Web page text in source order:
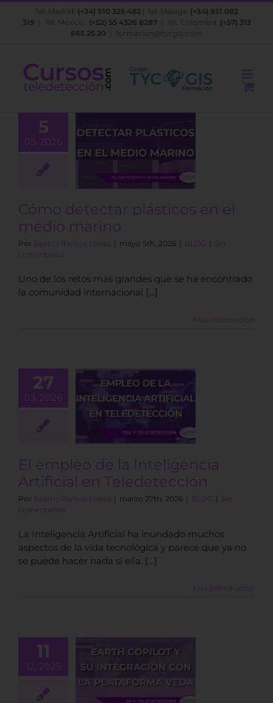
Saltar
Tel. Madrid: (+34) 910 325 482 | Tel. Málaga: (+34) 951 082
319 | Tel. México: (+52) 55 4326 8287| Tel. Colombia: (+57) 313
665 25 20
formacion@tycgis.com
5
05, 2026
detectar
marino
Cómo detectar plásticos en el
medio marino
Por Beatriz Ramos López | mayo 5th, 2026 | BLOG | Sin
comentarios
Uno de los retos más grandes que se ha encontrado
la comunidad internacional […]
Más información
27
03, 2026
de la
en
El empleo de la Inteligencia
Artificial en Teledetección
Por Beatriz Ramos López | marzo 27th, 2026 | BLOG | Sin
comentarios
La Inteligencia Artificial ha inundado muchos
aspectos de la vida tecnológica y parece que ya no
se puede hacer nada si ella. […]
Más información
11
12, 2025
Copilot” y
con